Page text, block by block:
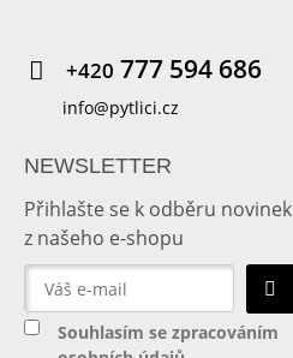
+420 777 594 686
info@pytlici.cz
NEWSLETTER
Přihlašte se k odběru novinek
z našeho e-shopu
Souhlasím se zpracováním